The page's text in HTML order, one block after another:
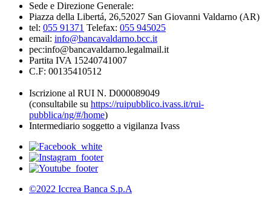
Sede e Direzione Generale:
Piazza della Libertá, 26,52027 San Giovanni Valdarno (AR)
tel: 055 91371 Telefax: 055 945025
email: info@bancavaldarno.bcc.it
pec:info@bancavaldarno.legalmail.it
Partita IVA 15240741007
C.F: 00135410512
Iscrizione al RUI N. D000089049
(consultabile su https://ruipubblico.ivass.it/rui-
pubblica/ng/#/home)
Intermediario soggetto a vigilanza Ivass
©2022 Iccrea Banca S.p.A